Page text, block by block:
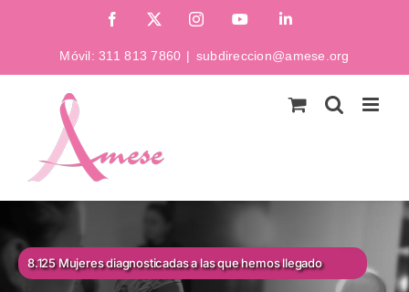
Facebook InstagramYouTubeLinkedIn
Móvil:311 813 7860 | subdireccion@amese.org
8.125 Mujeres diagnosticadas a las que hemos llegado